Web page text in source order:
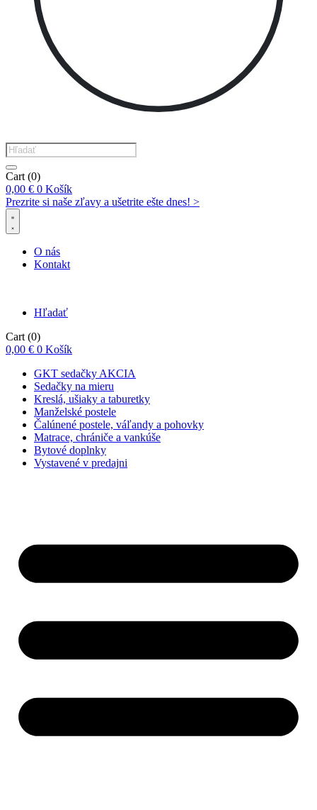
Products
search
Cart (0)
0,00 € 0 Košík
Prezrite si naše zľavy a ušetrite ešte dnes! >​
O nás
Kontakt
Hľadať
Cart (0)
0,00 € 0 Košík
GKT sedačky AKCIA
Sedačky na mieru
Kreslá, ušiaky a taburetky
Manželské postele
Čalúnené postele, váľandy a pohovky
Matrace, chrániče a vankúše
Bytové doplnky
Vystavené v predajni